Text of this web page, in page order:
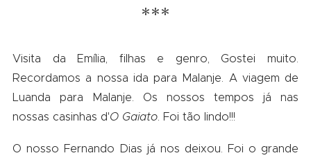
***
Visita da Emília, filhas e genro, Gostei muito.
Recordamos a nossa ida para Malanje. A viagem de
Luanda para Malanje. Os nossos tempos já nas
nossas casinhas d'O Gaiato. Foi tão lindo!!!
O nosso Fernando Dias já nos deixou. Foi o grande